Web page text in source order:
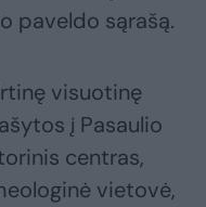
paveldo sąrašą.
visuotinę
į Pasaulio
centras,
vietovė,